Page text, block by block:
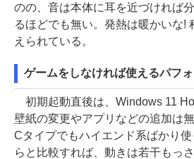
のの、音は本体に耳を近づければ
るほどでも無い。発熱は暖かいな!
えられている。
ゲームをしなければ使えるパフ
初期起動直後は、Windows 11
壁紙の変更やアプリなどの追加は
Cタイプでもハイエンド系ばかり
らと比較すれば、動きは若干もっ